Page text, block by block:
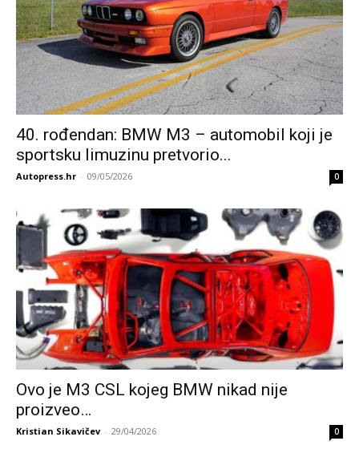
40. rođendan: BMW M3 – automobil koji je
sportsku limuzinu pretvorio...
Autopress.hr - 09/05/2026 0
Ovo je M3 CSL kojeg BMW nikad nije
proizveo…
Kristian Sikavičev - 29/04/2026 0